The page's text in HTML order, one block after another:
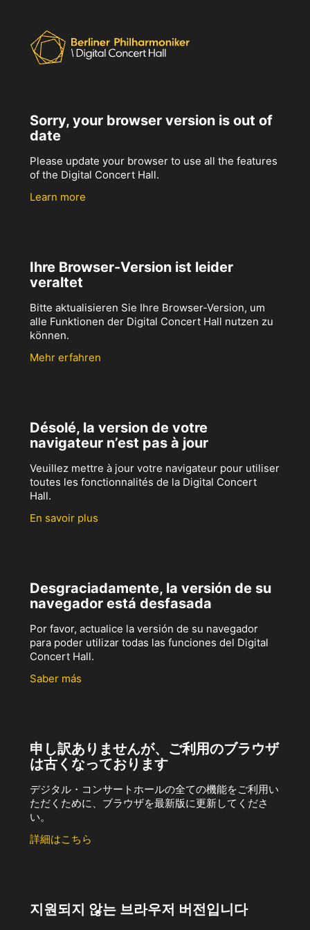
Sorry, your browser version is out of
date
Please update your browser to use all the features
of the Digital Concert Hall.
Learn more
Ihre Browser-Version ist leider
veraltet
Bitte aktualisieren Sie Ihre Browser-Version, um
alle Funktionen der Digital Concert Hall nutzen zu
können.
Mehr erfahren
Désolé, la version de votre
navigateur n’est pas à jour
Veuillez mettre à jour votre navigateur pour utiliser
toutes les fonctionnalités de la Digital Concert
Hall.
En savoir plus
Desgraciadamente, la versión de su
navegador está desfasada
Por favor, actualice la versión de su navegador
para poder utilizar todas las funciones del Digital
Concert Hall.
Saber más
申し訳ありませんが、ご利用のブラウザ
は古くなっております
デジタル・コンサートホールの全ての機能をご利用い
ただくために、ブラウザを最新版に更新してくださ
い。
詳細はこちら
지원되지 않는 브라우저 버전입니다